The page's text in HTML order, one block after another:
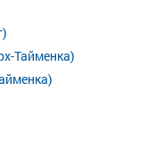
Тайменка)